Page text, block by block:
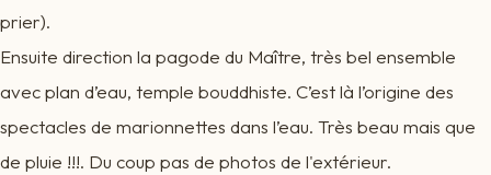
prier).
Ensuite direction la pagode du Maître, très bel ensemble
avec plan d’eau, temple bouddhiste. C’est là l’origine des
spectacles de marionnettes dans l’eau. Très beau mais que
de pluie !!!. Du coup pas de photos de l'extérieur.